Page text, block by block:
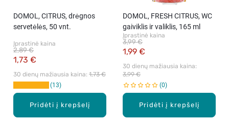
Pridėti į krepšelį
DOMOL, CITRUS, drėgnos
servetėlės, 50 vnt.
Įprastinė kaina
1,73 €
2,89 €
30 dienų mažiausia kaina: 1,73 €
13
Pridėti į krepšelį
DOMOL, FRESH CITRUS, WC
gaiviklis ir valiklis, 165 ml
Įprastinė kaina
1,99 €
3,99 €
30 dienų mažiausia kaina:
3,99 €
0